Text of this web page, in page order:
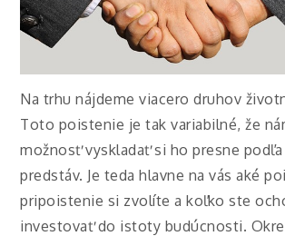
Na trhu nájdeme viacero druhov
Toto poistenie je tak variabilné, že
možnosť vyskladať si ho presne
predstáv. Je teda hlavne na vás aké
pripoistenie si zvolíte a koľko ste
investovať do istoty budúcnosti.